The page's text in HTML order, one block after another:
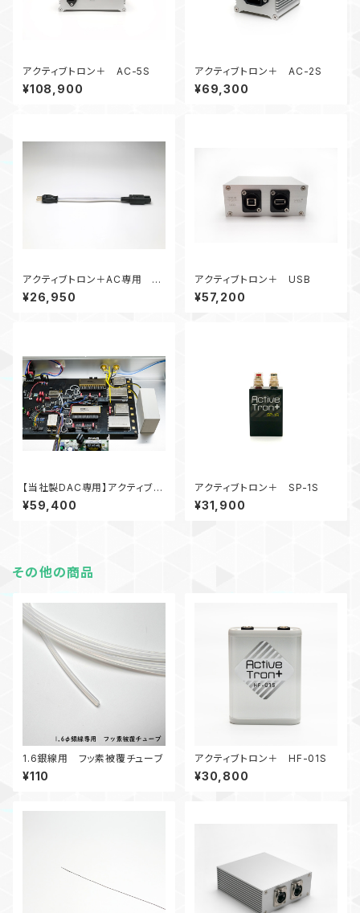
アクティブトロン＋ AC-5S
¥108,900
アクティブトロン＋ AC-2S
¥69,300
アクティブトロン＋AC専用 純
銀線ACケーブル25cm kit
¥26,950
アクティブトロン＋ USB
¥57,200
【当社製DAC専用】アクティブト
ロン＋RCA内蔵型ステレオタイ
プ
¥59,400
アクティブトロン＋ SP-1S
¥31,900
その他の商品
1.6銀線用 フッ素被覆チューブ
¥110
アクティブトロン＋ HF-01S
¥30,800